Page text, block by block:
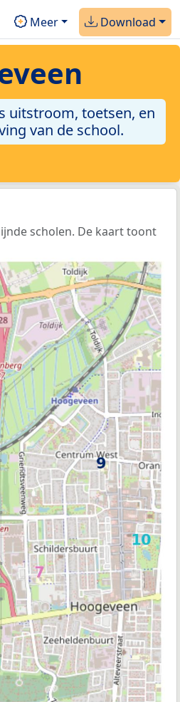
Meer Download
uitstroom, toetsen, en
van de school.
scholen. De kaart toont